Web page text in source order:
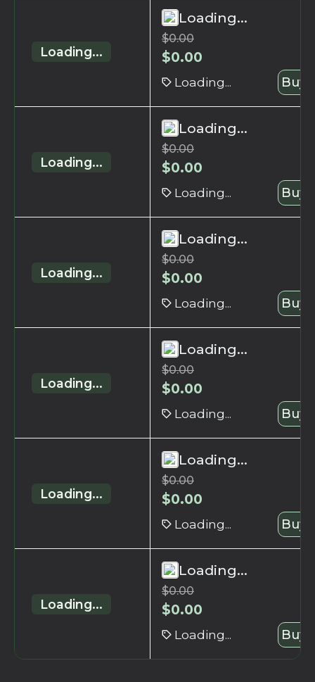
Loading...
Loading...
$0.00
$0.00
Loading... Buy
Loading...
Loading...
$0.00
$0.00
Loading... Buy
Loading...
Loading...
$0.00
$0.00
Loading... Buy
Loading...
Loading...
$0.00
$0.00
Loading... Buy
Loading...
Loading...
$0.00
$0.00
Loading... Buy
Loading...
Loading...
$0.00
$0.00
Loading... Buy